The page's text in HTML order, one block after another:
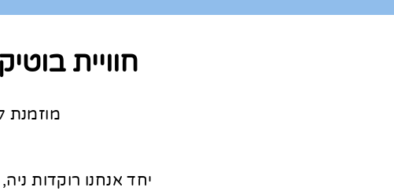
חוויית
מוזמנת
יחד אנחנו רוקדות